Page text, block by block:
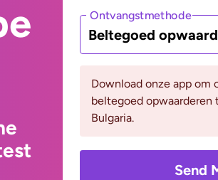
Ontvangstmethode
Beltegoed
Download onze app om
beltegoed opwaarderen
Bulgaria.
Send